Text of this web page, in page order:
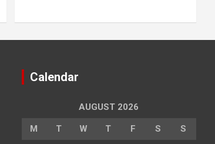
Calendar
AUGUST 2026
M T W T F S S